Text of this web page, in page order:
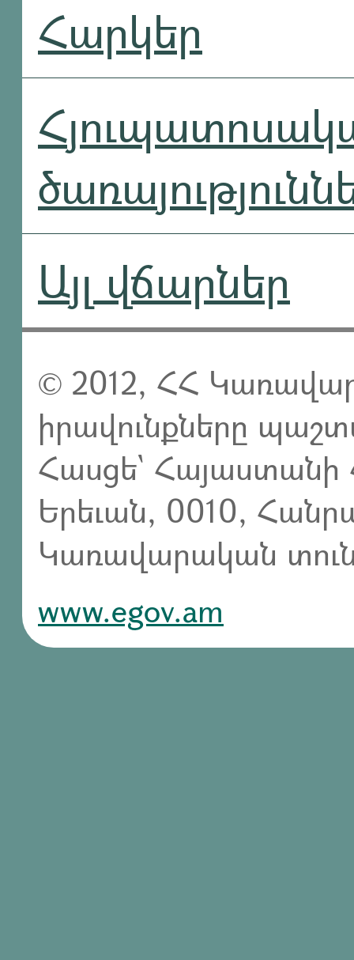
Հարկեր
Այլ վճարներ
© 2012, ՀՀ
իրավունքները
Հասցե` Հայաստանի
Երեւան, 0010,
Կառավարական
www.egov.am